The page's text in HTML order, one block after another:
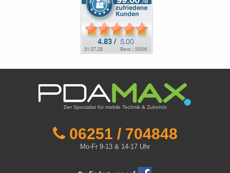
Der Spezialist für mobile Technik & Zubehör
06251 / 704848
Mo-Fr 9-13 & 14-17 Uhr